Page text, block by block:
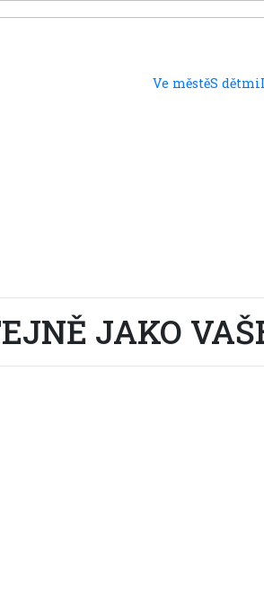
Ve městěS dětmi
JAKO